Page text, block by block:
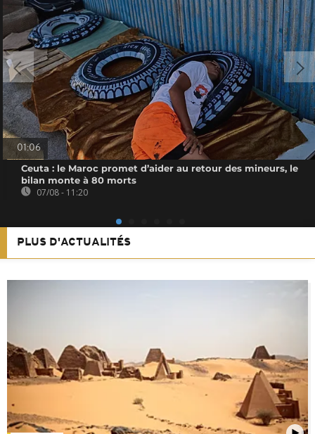
01:06
Ceuta : le Maroc promet d’aider au retour des mineurs, le
bilan monte à 80 morts
07/08 - 11:20
PLUS D'ACTUALITÉS